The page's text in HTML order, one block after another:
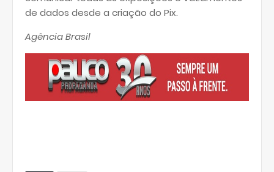
de dados desde a criação do Pix.
Agência Brasil